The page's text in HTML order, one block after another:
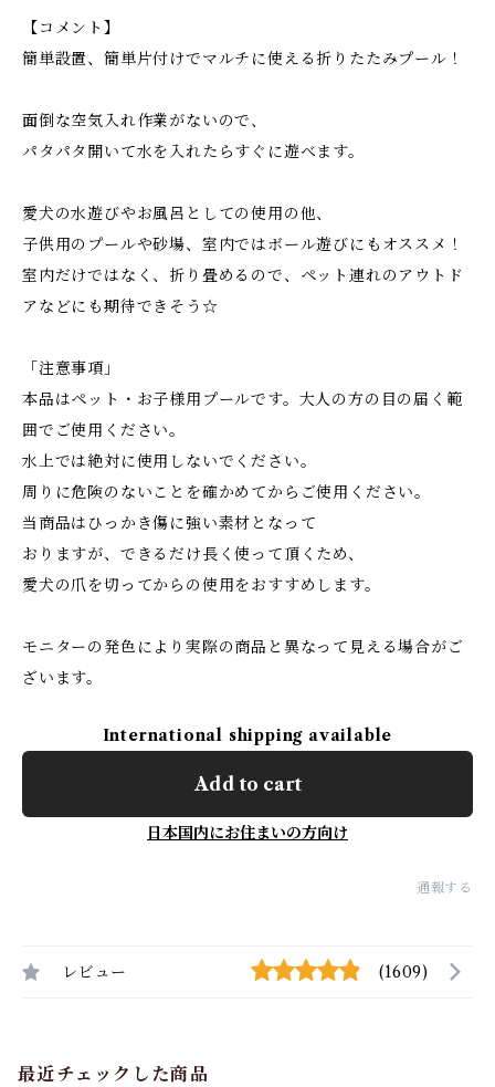
【コメント】
簡単設置、簡単片付けでマルチに使える折りたたみプール！
面倒な空気入れ作業がないので、
パタパタ開いて水を入れたらすぐに遊べます。
愛犬の水遊びやお風呂としての使用の他、
子供用のプールや砂場、室内ではボール遊びにもオススメ！
室内だけではなく、折り畳めるので、ペット連れのアウトド
アなどにも期待できそう☆
「注意事項」
本品はペット・お子様用プールです。大人の方の目の届く範
囲でご使用ください。
水上では絶対に使用しないでください。
周りに危険のないことを確かめてからご使用ください。
当商品はひっかき傷に強い素材となって
おりますが、できるだけ長く使って頂くため、
愛犬の爪を切ってからの使用をおすすめします。
モニターの発色により実際の商品と異なって見える場合がご
ざいます。
International shipping available
Add to cart
日本国内にお住まいの方向け
通報する
レビュー (1609)
最近チェックした商品